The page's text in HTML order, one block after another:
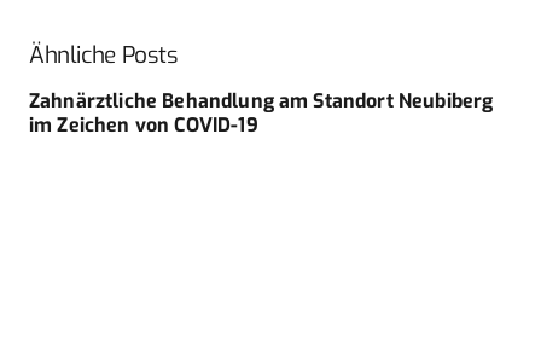
Ähnliche Posts
Zahnärztliche Behandlung am Standort Neubiberg
im Zeichen von COVID-19